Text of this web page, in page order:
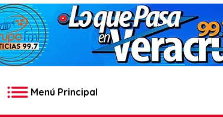
Menú Principal